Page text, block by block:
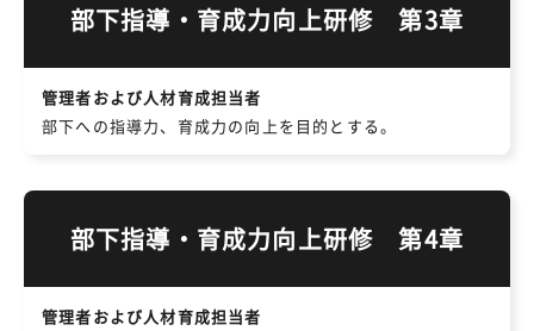
部下指導・育成力向上研修 第3章
管理者および人材育成担当者
部下への指導力、育成力の向上を目的とする。
部下指導・育成力向上研修 第4章
管理者および人材育成担当者